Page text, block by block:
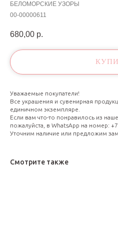
БЕЛОМОРСКИЕ УЗОРЫ
00-00000611
680,00 р.
Уважаемые покупатели!
Все украшения и сувенирная
единичном экземпляре.
Если вам что-то понравилось из
пожалуйста, в WhatsApp на номер:
Уточним наличие или предложим
Смотрите также